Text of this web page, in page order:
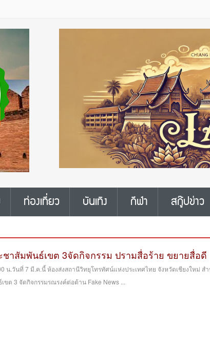
ท่องเที่ยว บันเทิง กีฬา สกู๊ปข่าว
ชาสัมพันธ์เขต 3จัดกิจกรรม ปรามสื่อร้าย ขยายสื่อดี
น.วันที่ 7 มี.ค.นี้ ห้องส่งสถานีวิทยุโทรทัศน์แห่งประเทศไทย จังหวัดเชียงใหม่ ส
ขต 3 จัดกิจกรรมรณรงค์ต่อต้าน Fake News ...